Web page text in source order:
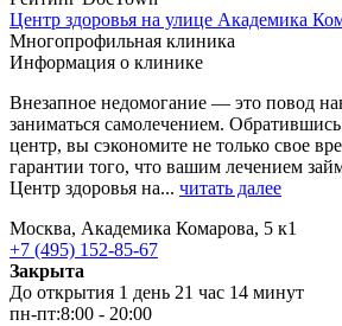
Центр здоровья на улице Академика
Многопрофильная клиника
Информация о клинике
Внезапное недомогание — это повод
заниматься самолечением.
центр, вы сэкономите не только свое
гарантии того, что вашим лечением
Центр здоровья на... читать далее
Москва, Академика Комарова, 5 к1
+7 (495) 152-85-67
Закрыта
До открытия 1 день 21 час 14 минут
пн-пт:8:00 - 20:00